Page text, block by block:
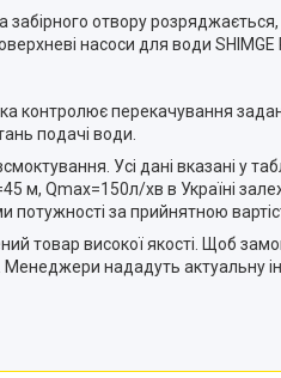
забірного отвору
насоси для води
контролює перекачування
подачі води.
Усі дані вказані у
м, Qmax=150л/хв в Україні
за прийнятною
товар високої якості. Щоб
нададуть актуальну